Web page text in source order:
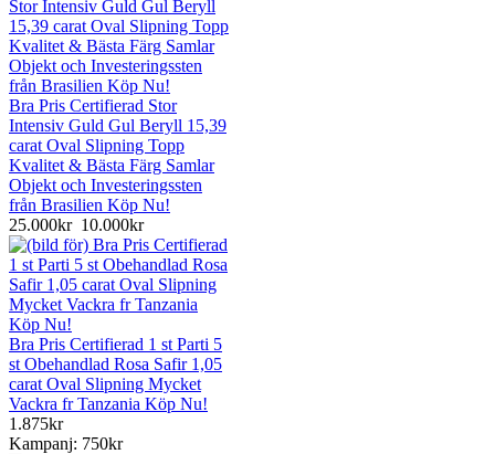
Bra Pris Certifierad Stor
Intensiv Guld Gul Beryll 15,39
carat Oval Slipning Topp
Kvalitet & Bästa Färg Samlar
Objekt och Investeringssten
från Brasilien Köp Nu!
25.000kr 10.000kr
Bra Pris Certifierad 1 st Parti 5
st Obehandlad Rosa Safir 1,05
carat Oval Slipning Mycket
Vackra fr Tanzania Köp Nu!
1.875kr
Kampanj: 750kr